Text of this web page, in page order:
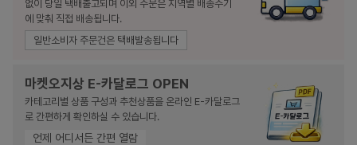
없이 당일 택배출고되며 이외 주문은 지역별 배송주기
에 맞춰 직접 배송됩니다.
일반소비자 주문건은 택배발송됩니다
마켓오지상 E-카달로그 OPEN
카테고리별 상품 구성과 추천상품을 온라인 E-카달로그
로 간편하게 확인하실 수 있습니다.
언제 어디서든 간편 열람